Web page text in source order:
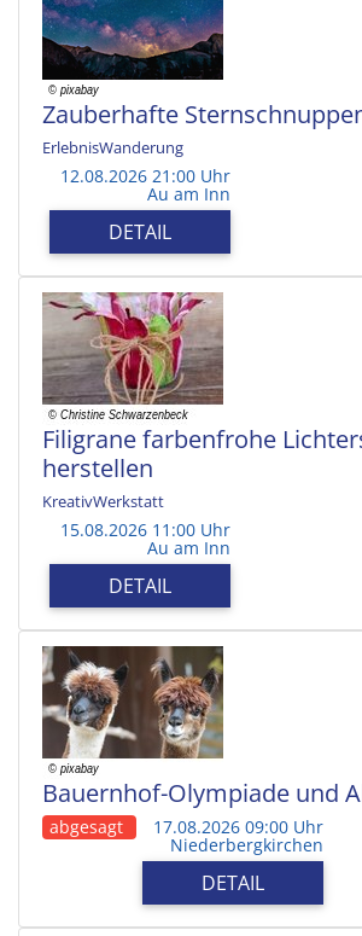
Zauberhafte
ErlebnisWanderung
12.08.2026 21:00 Uhr
Au am Inn
DETAIL
Filigrane farbenfrohe
herstellen
KreativWerkstatt
15.08.2026 11:00 Uhr
Au am Inn
DETAIL
Bauernhof-Olympiade und
abgesagt 17.08.2026 09:00 Uhr
Niederbergkirchen
DETAIL